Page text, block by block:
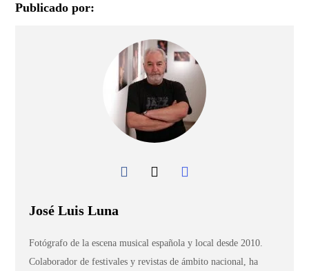
Publicado por:
José Luis Luna
Fotógrafo de la escena musical española y local desde 2010.
Colaborador de festivales y revistas de ámbito nacional, ha